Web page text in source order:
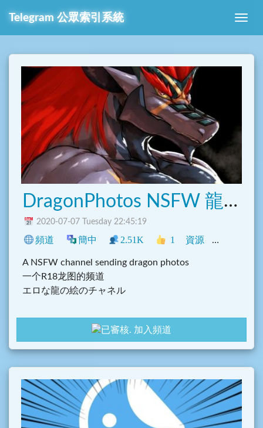
Telegram 公眾索引系統
DragonPhotos NSFW 龍圖
2020-07-07 Tuesday 22:45:19
頻道 簡中 2.51K 1 資源 中文圈
A NSFW channel sending dragon photos
一个R18龙图的频道
エロな龍の絵のチャネル
加入頻道